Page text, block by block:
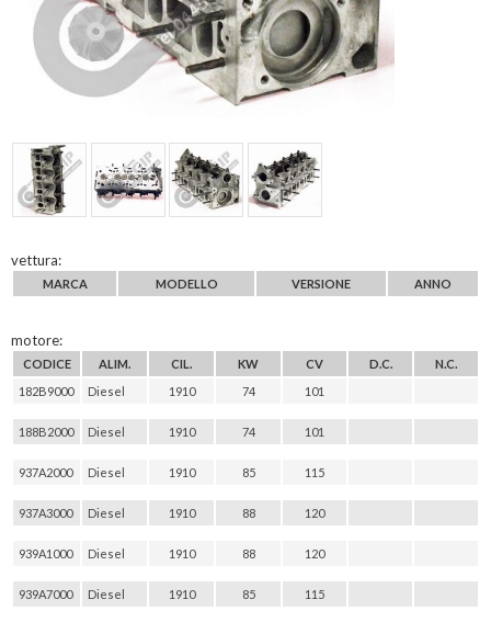
vettura:
MARCA MODELLO VERSIONE ANNO
motore:
CODICE ALIM. CIL. KW CV D.C.
N.C.
182B9000
Diesel 1910 74 101
188B2000 Diesel 1910 74 101
937A2000 Diesel 1910 85 115
937A3000 Diesel 1910 88 120
939A1000 Diesel 1910 88 120
939A7000 Diesel 1910 85 115